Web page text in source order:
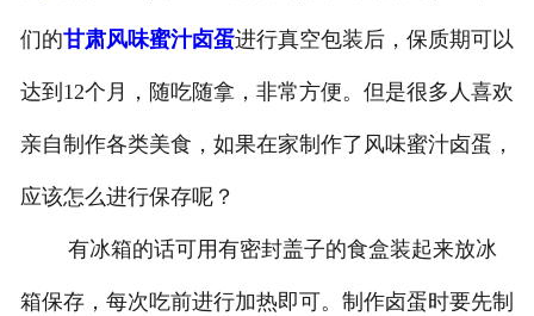
们的甘肃风味蜜汁卤蛋进行真空包装后，保质期可以
达到12个月，随吃随拿，非常方便。但是很多人喜欢
亲自制作各类美食，如果在家制作了风味蜜汁卤蛋，
应该怎么进行保存呢？
有冰箱的话可用有密封盖子的食盒装起来放冰
箱保存，每次吃前进行加热即可。制作卤蛋时要先制